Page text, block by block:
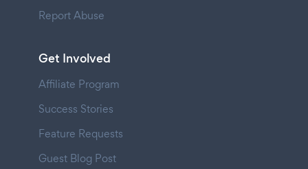
Report Abuse
Get Involved
Affiliate Program
Success Stories
Feature Requests
Guest Blog Post